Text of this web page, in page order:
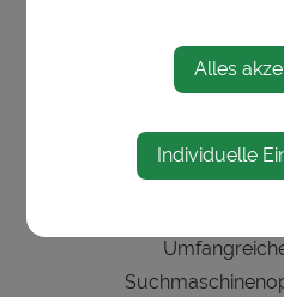
SEO &
Alles
Individuelle